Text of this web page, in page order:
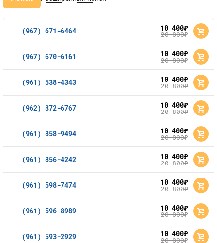
(967) 671-6464 10 400руб.
20 800руб.
(967) 670-6161 10 400руб.
20 800руб.
(961) 538-4343 10 400руб.
20 800руб.
(962) 872-6767 10 400руб.
20 800руб.
(961) 858-9494 10 400руб.
20 800руб.
(961) 856-4242 10 400руб.
20 800руб.
(961) 598-7474 10 400руб.
20 800руб.
(961) 596-8989 10 400руб.
20 800руб.
(961) 593-2929 10 400руб.
20 800руб.